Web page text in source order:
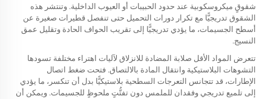
شقوقٍ ميكروسكوبية عند حدود الحبيبات أو العيوب الداخلية. وتنتشر هذه
الشقوق تدريجيًّا مع تكرار دورات التحميل حتى تنفصل قطيرات صغيرة عن
أسطح الجسيمات، ما يؤدي تدريجيًّا إلى تقريب الحواف الحادة وتقليل عمق
النسيج.
تتعرض المواد الأقل صلابة المضادة للانزلاق لآليات اهتراء مختلفة تسودها
التشوهات البلاستيكية وانتقال المادة بالالتصاق. فتحت ضغط اتصال
الإطارات، قد تتجانس التعرجات السطحية بلاستيكيًّا بدل أن تنكسر، ما يؤدي
إلى تلميع تدريجي وفقدان للملمس دون تفتُّتٍ ملحوظٍ للجسيمات. ويمكن أن